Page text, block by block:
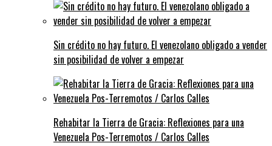
Sin crédito no hay futuro. El venezolano obligado a vender
sin posibilidad de volver a empezar
Rehabitar la Tierra de Gracia: Reflexiones para una
Venezuela Pos-Terremotos / Carlos Calles